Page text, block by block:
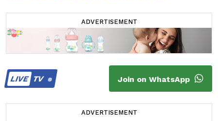
ADVERTISEMENT
LIVETV Join on WhatsApp
ADVERTISEMENT